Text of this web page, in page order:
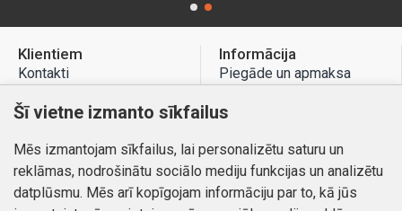
Klientiem
Kontakti
Preču atgriešana
Mans profils
Pasūtījumi
Informācija
Piegāde un apmaksa
Atteikuma tiesības
Kontakti
Šī vietne izmanto sīkfailus
Mēs izmantojam sīkfailus, lai personalizētu saturu un
reklāmas, nodrošinātu sociālo mediju funkcijas un analizētu
datplūsmu. Mēs arī kopīgojam informāciju par to, kā jūs